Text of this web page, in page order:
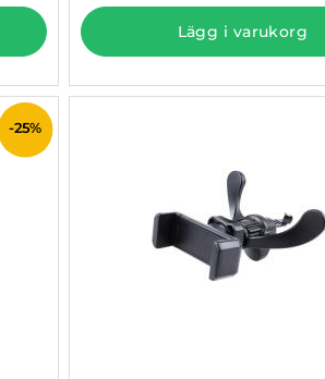
Lägg i varukorg
-25%